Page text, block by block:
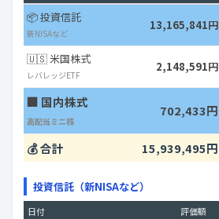
📦 投資信託
新NISAなど
13,165,841円
🇺🇸 米国株式
レバレッジETF
2,148,591円
🏢 国内株式
高配当ミニ株
702,433円
💰 合計 15,939,495円
投資信託（新NISAなど）
日付 評価額